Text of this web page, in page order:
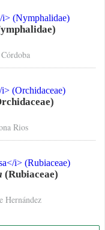
Rios
(Rubiaceae)
Hernández